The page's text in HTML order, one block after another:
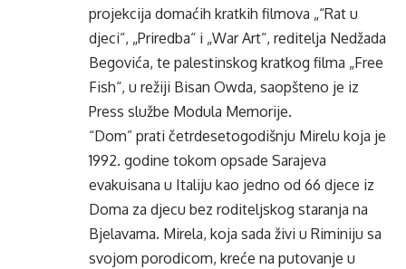
projekcija domaćih kratkih filmova „“Rat u
djeci“, „Priredba“ i „War Art“, reditelja Nedžada
Begovića, te palestinskog kratkog filma „Free
Fish“, u režiji Bisan Owda, saopšteno je iz
Press službe Modula Memorije.
“Dom” prati četrdesetogodišnju Mirelu koja je
1992. godine tokom opsade Sarajeva
evakuisana u Italiju kao jedno od 66 djece iz
Doma za djecu bez roditeljskog staranja na
Bjelavama. Mirela, koja sada živi u Riminiju sa
svojom porodicom, kreće na putovanje u